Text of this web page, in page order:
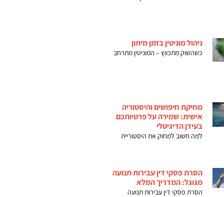
ניהול מוניטין בזמן מיתון
כשהשוק מתכווץ – המוניטין מתרחב
מחיקת חיפושים והיסטוריה
אישית: שמירה על פרטיותכם
בעידן הדיגיטלי
למה חשוב למחוק את היסטוריית
הסרת פסקי דין עבירות תנועה
מגוגל: המדריך המלא
הסרת פסקי דין עבירות תנועה